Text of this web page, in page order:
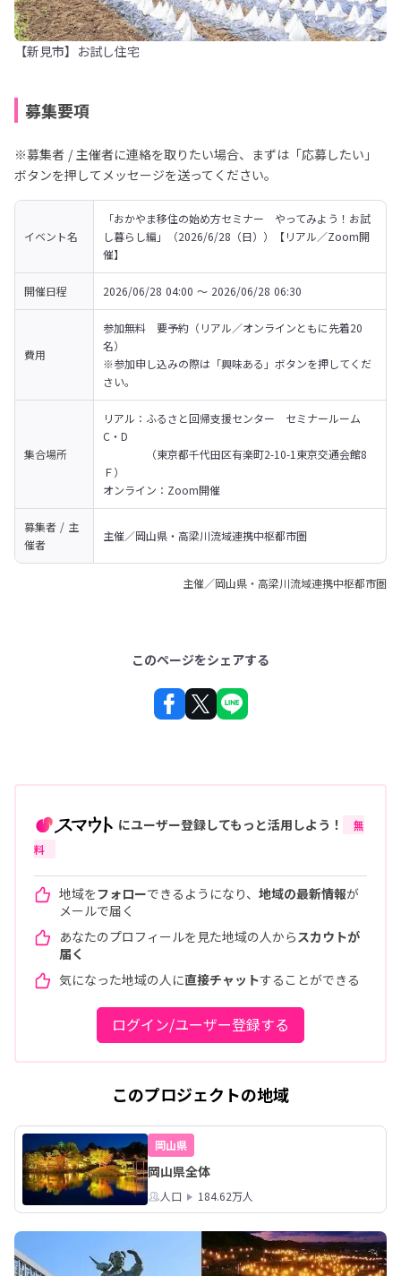
【新見市】お試し住宅
募集要項
※募集者 / 主催者に連絡を取りたい場合、まずは「応募したい」
ボタンを押してメッセージを送ってください。
イベント名
「おかやま移住の始め方セミナー　やってみよう！お試
し暮らし編」（2026/6/28（日））【リアル／Zoom開
催】
開催日程 2026/06/28 04:00 〜 2026/06/28 06:30
費用
参加無料　要予約（リアル／オンラインともに先着20
名）
※参加申し込みの際は「興味ある」ボタンを押してくだ
さい。
集合場所
リアル：ふるさと回帰支援センター　セミナールーム
C・D
（東京都千代田区有楽町2-10-1東京交通会館8
Ｆ）
オンライン：Zoom開催
募集者 / 主
催者
主催／岡山県・高梁川流域連携中枢都市圏
主催／岡山県・高梁川流域連携中枢都市圏
このページをシェアする
にユーザー登録してもっと活用しよう！
無
料
地域をフォローできるようになり、 地域の最新情報が
メールで届く
あなたのプロフィールを見た地域の人から スカウトが
届く
気になった地域の人に直接チャットすることができる
ログイン/ユーザー登録する
このプロジェクトの地域
岡山県
岡山県全体
人口 184.62万人